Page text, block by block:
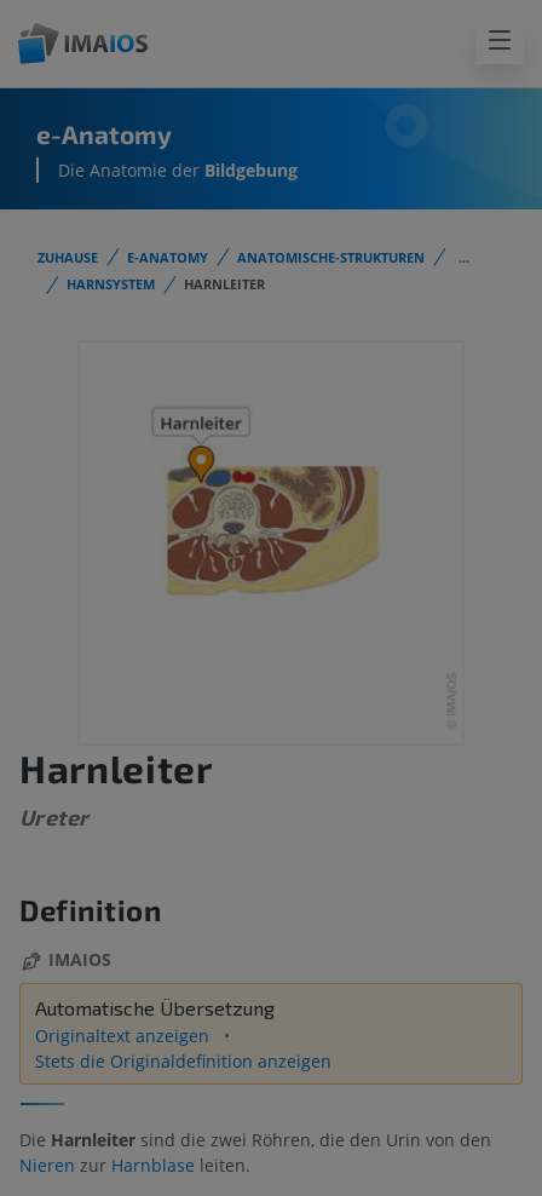
e-Anatomy
Die Anatomie der Bildgebung
ZUHAUSE E-ANATOMY ANATOMISCHE-STRUKTUREN
...
HARNSYSTEM
HARNLEITER
Harnleiter
Ureter
Definition
IMAIOS
Automatische Übersetzung
Originaltext anzeigen
Stets die Originaldefinition anzeigen
Die Harnleiter sind die zwei Röhren, die den Urin von den
Nieren zur Harnblase leiten.